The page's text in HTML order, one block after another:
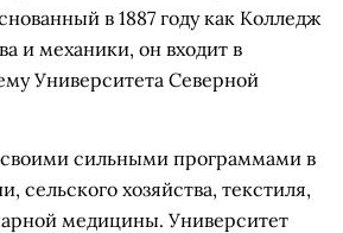
в 1887 году как Колледж
и механики, он входит в
Университета Северной
своими сильными программами в
сельского хозяйства, текстиля,
медицины. Университет